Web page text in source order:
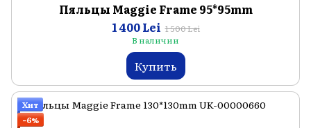
Пяльцы Maggie Frame 95*95mm
1 400 Lei 1 500 Lei
В наличии
Купить
Хит
−6%